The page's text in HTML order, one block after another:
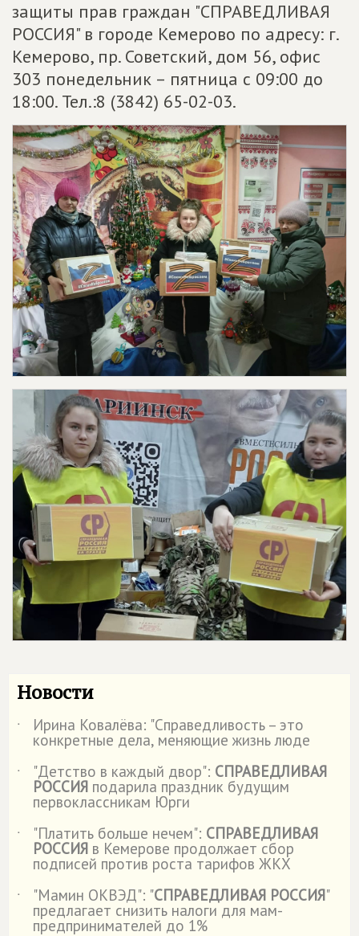
защиты прав граждан "СПРАВЕДЛИВАЯ
РОССИЯ" в городе Кемерово по адресу: г.
Кемерово, пр. Советский, дом 56, офис
303 понедельник – пятница с 09:00 до
18:00. Тел.:8 (3842) 65-02-03.
Новости
˙ Ирина Ковалёва: "Справедливость – это
конкретные дела, меняющие жизнь люде
˙
"Детство в каждый двор": СПРАВЕДЛИВАЯ
РОССИЯ подарила праздник будущим
первоклассникам Юрги
˙
"Платить больше нечем": СПРАВЕДЛИВАЯ
РОССИЯ в Кемерове продолжает сбор
подписей против роста тарифов ЖКХ
˙
"Мамин ОКВЭД": "СПРАВЕДЛИВАЯ РОССИЯ"
предлагает снизить налоги для мам-
предпринимателей до 1%